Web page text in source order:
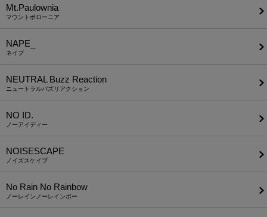
Mt.Paulownia
マウントポローニア
NAPE_
ネイプ
NEUTRAL Buzz Reaction
ニュートラルバズリアクション
NO ID.
ノーアイディー
NOISESCAPE
ノイズスケイプ
No Rain No Rainbow
ノーレインノーレインボー